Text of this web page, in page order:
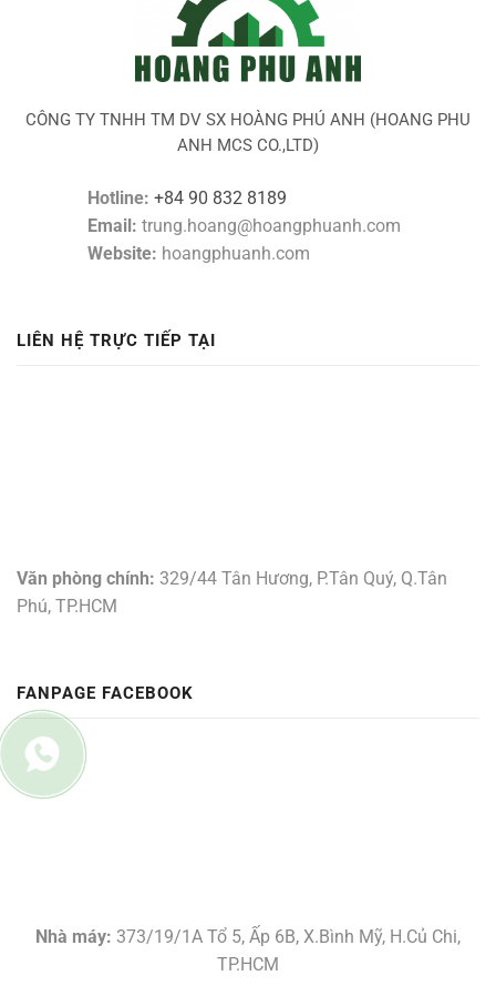
CÔNG TY TNHH TM DV SX HOÀNG PHÚ ANH (HOANG PHU
ANH MCS CO.,LTD)
Hotline: +84 90 832 8189
Email: trung.hoang@hoangphuanh.com
Website: hoangphuanh.com
LIÊN HỆ TRỰC TIẾP TẠI
Văn phòng chính: 329/44 Tân Hương, P.Tân Quý, Q.Tân
Phú, TP.HCM
FANPAGE FACEBOOK
Nhà máy: 373/19/1A Tổ 5, Ấp 6B, X.Bình Mỹ, H.Củ Chi,
TP.HCM